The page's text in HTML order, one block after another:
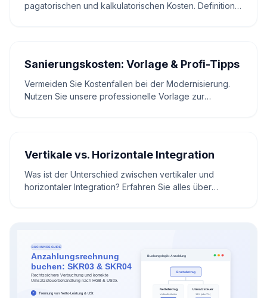
pagatorischen und kalkulatorischen Kosten. Definition,
Sanierungskosten: Vorlage & Profi-Tipps
Vermeiden Sie Kostenfallen bei der Modernisierung.
Nutzen Sie unsere professionelle Vorlage zur
Vertikale vs. Horizontale Integration
Was ist der Unterschied zwischen vertikaler und
horizontaler Integration? Erfahren Sie alles über